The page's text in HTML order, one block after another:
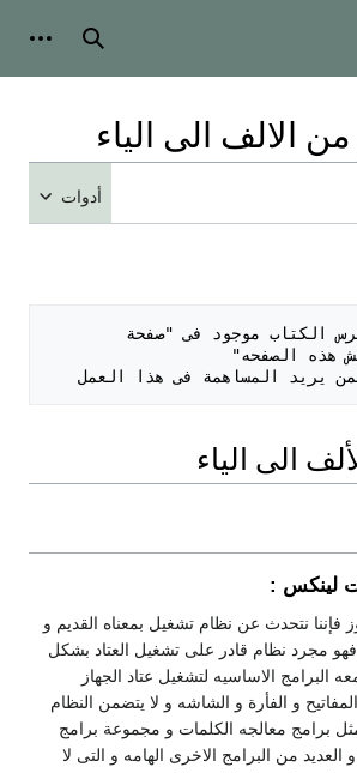
بحث
الالف الى الياء
أدوات
الى الياء
لينكس :
فإننا نتحدث عن نظام تشغيل بمعناه القديم و
فهو مجرد نظام قادر على تشغيل العتاد بشكل
البرامج الاساسيه لتشغيل عتاد الجهاز
و الفأرة و الشاشه و لا يتضمن النظام
برامج معالجه الكلمات و مجموعة برامج
العمل المكتبي Office و العديد من البرامج الاخرى الهامه و التى لا